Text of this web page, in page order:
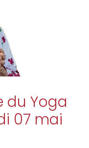
du Yoga
07 mai